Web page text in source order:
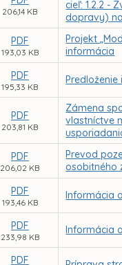
206,14 KB
cieľ: 1.2.2 -
dopravy)
PDF
193,03 KB
Projekt
informácia
PDF
195,33 KB
PDF
203,81 KB
Zámena
vlastníctve
PDF
206,02 KB
Prevod
osobitného
PDF
193,46 KB
Informácia
PDF
233,98 KB
Informácia
PDF